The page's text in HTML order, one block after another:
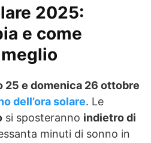
2025:
e come
25 e domenica 26 ottobre
dell’ora solare. Le
si sposteranno indietro di
minuti di sonno in